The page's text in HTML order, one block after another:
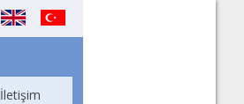
İletişim